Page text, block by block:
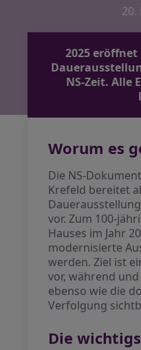
20.
2025
NS-Zeit. Alle
Worum es
Die NS-
Krefeld bereitet
vor. Zum 100-
Hauses im Jahr
modernisierte
werden. Ziel ist
vor, während
ebenso wie die
Verfolgung
Die